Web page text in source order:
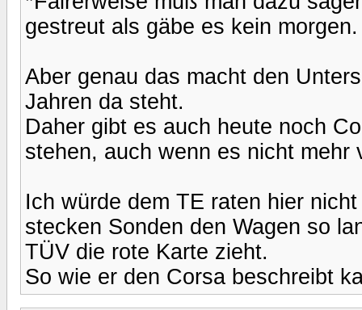
gestreut als gäbe es kein
Aber genau das macht den
Jahren da steht.
Daher gibt es auch heute noch
stehen, auch wenn es nicht mehr
Ich würde dem TE raten hier
stecken Sonden den Wagen so
TÜV die rote Karte zieht.
So wie er den Corsa beschreibt